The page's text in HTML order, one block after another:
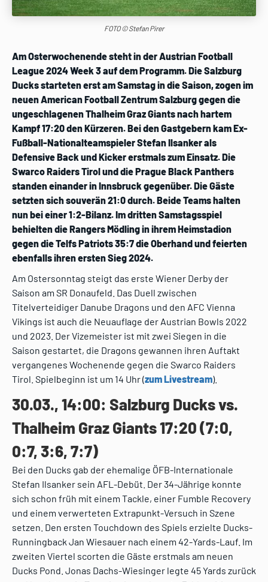
FOTO © Stefan Pirer
Am Osterwochenende steht in der Austrian Football
League 2024 Week 3 auf dem Programm. Die Salzburg
Ducks starteten erst am Samstag in die Saison, zogen im
neuen American Football Zentrum Salzburg gegen die
ungeschlagenen Thalheim Graz Giants nach hartem
Kampf 17:20 den Kürzeren. Bei den Gastgebern kam Ex-
Fußball-Nationalteamspieler Stefan Ilsanker als
Defensive Back und Kicker erstmals zum Einsatz. Die
Swarco Raiders Tirol und die Prague Black Panthers
standen einander in Innsbruck gegenüber. Die Gäste
setzten sich souverän 21:0 durch. Beide Teams halten
nun bei einer 1:2-Bilanz. Im dritten Samstagsspiel
behielten die Rangers Mödling in ihrem Heimstadion
gegen die Telfs Patriots 35:7 die Oberhand und feierten
ebenfalls ihren ersten Sieg 2024.
Am Ostersonntag steigt das erste Wiener Derby der
Saison am SR Donaufeld. Das Duell zwischen
Titelverteidiger Danube Dragons und den AFC Vienna
Vikings ist auch die Neuauflage der Austrian Bowls 2022
und 2023. Der Vizemeister ist mit zwei Siegen in die
Saison gestartet, die Dragons gewannen ihren Auftakt
vergangenes Wochenende gegen die Swarco Raiders
Tirol. Spielbeginn ist um 14 Uhr (zum Livestream).
30.03., 14:00: Salzburg Ducks vs.
Thalheim Graz Giants 17:20 (7:0,
0:7, 3:6, 7:7)
Bei den Ducks gab der ehemalige ÖFB-Internationale
Stefan Ilsanker sein AFL-Debüt. Der 34-Jährige konnte
sich schon früh mit einem Tackle, einer Fumble Recovery
und einem verwerteten Extrapunkt-Versuch in Szene
setzen. Den ersten Touchdown des Spiels erzielte Ducks-
Runningback Jan Wiesauer nach einem 42-Yards-Lauf. Im
zweiten Viertel scorten die Gäste erstmals am neuen
Ducks Pond. Jonas Dachs-Wiesinger legte 45 Yards zurück